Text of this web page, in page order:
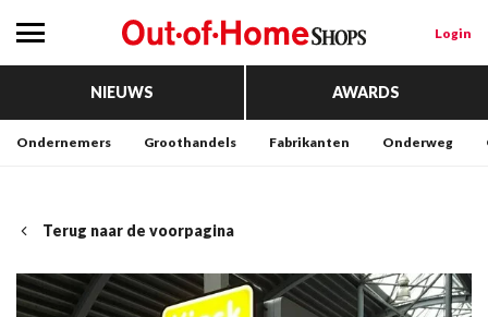
Login
NIEUWS AWARDS
Ondernemers Groothandels Fabrikanten Onderweg
Terug naar de voorpagina